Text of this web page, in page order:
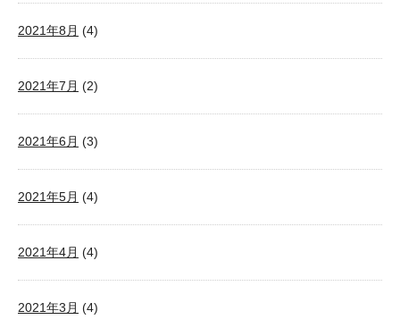
2021年8月 (4)
2021年7月 (2)
2021年6月 (3)
2021年5月 (4)
2021年4月 (4)
2021年3月 (4)